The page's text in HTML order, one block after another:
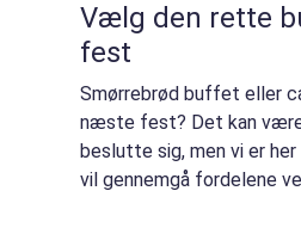
Vælg den rette
fest
Smørrebrød buffet eller
næste fest? Det kan
beslutte sig, men vi er
vil gennemgå fordelene